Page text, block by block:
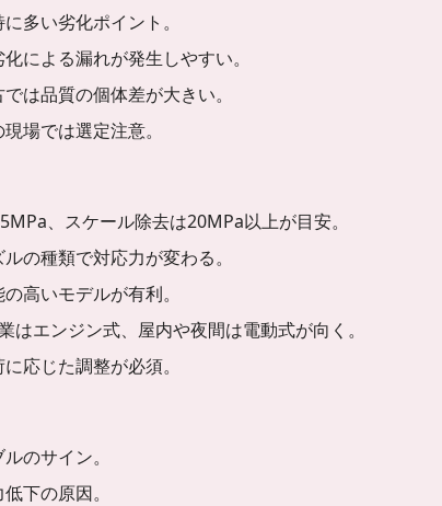
多い劣化ポイント。
による漏れが発生しやすい。
は品質の個体差が大きい。
場では選定注意。
、スケール除去は20MPa以上が目安。
の種類で対応力が変わる。
高いモデルが有利。
はエンジン式、屋内や夜間は電動式が向く。
応じた調整が必須。
のサイン。
下の原因。